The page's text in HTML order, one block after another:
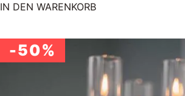
IN DEN WARENKORB
-50%